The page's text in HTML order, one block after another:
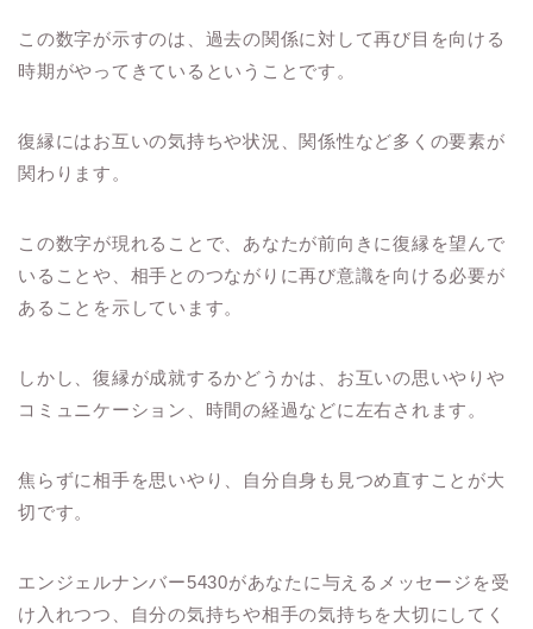
この数字が示すのは、過去の関係に対して再び目を向ける
時期がやってきているということです。
復縁にはお互いの気持ちや状況、関係性など多くの要素が
関わります。
この数字が現れることで、あなたが前向きに復縁を望んで
いることや、相手とのつながりに再び意識を向ける必要が
あることを示しています。
しかし、復縁が成就するかどうかは、お互いの思いやりや
コミュニケーション、時間の経過などに左右されます。
焦らずに相手を思いやり、自分自身も見つめ直すことが大
切です。
エンジェルナンバー5430があなたに与えるメッセージを受
け入れつつ、自分の気持ちや相手の気持ちを大切にしてく